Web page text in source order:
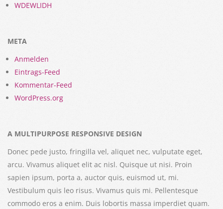
WDEWLIDH
META
Anmelden
Eintrags-Feed
Kommentar-Feed
WordPress.org
A MULTIPURPOSE RESPONSIVE DESIGN
Donec pede justo, fringilla vel, aliquet nec, vulputate eget,
arcu. Vivamus aliquet elit ac nisl. Quisque ut nisi. Proin
sapien ipsum, porta a, auctor quis, euismod ut, mi.
Vestibulum quis leo risus. Vivamus quis mi. Pellentesque
commodo eros a enim. Duis lobortis massa imperdiet quam.